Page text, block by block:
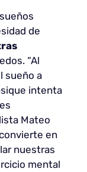
de
“Al
sueño a
intenta
Mateo
en
nuestras
mental